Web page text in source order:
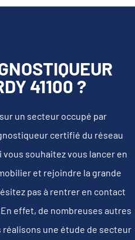
41100 ?
un secteur occupé par
certifié du réseau
vous souhaitez vous lancer en
et rejoindre la grande
pas à rentrer en contact
effet, de nombreuses autres
une étude de secteur